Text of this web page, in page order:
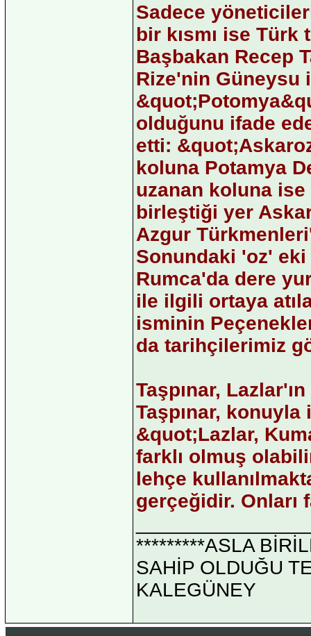
Sadece
bir kısmı ise Türk
Başbakan Recep
Rize'nin
olduğunu ifade
etti:
koluna Potamya
uzanan koluna
birleştiği yer
Azgur
Sonundaki 'oz'
Rumca'da dere
ile ilgili ortaya
isminin
da tarihçilerimiz
Taşpınar,
Taşpınar, konuyla
&quot;Lazlar,
farklı olmuş
lehçe
gerçeğidir. Onları
*********ASLA
SAHİP OLDUĞU
KALEGÜNEY